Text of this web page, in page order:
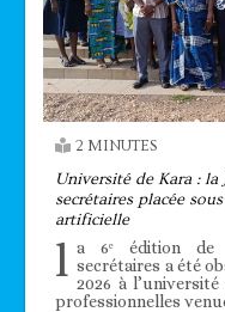
2 MINUTES
Université de Kara :
secrétaires placée
artificielle
l a 6ᵉ édition de
secrétaires a été
2026 à
professionnelles